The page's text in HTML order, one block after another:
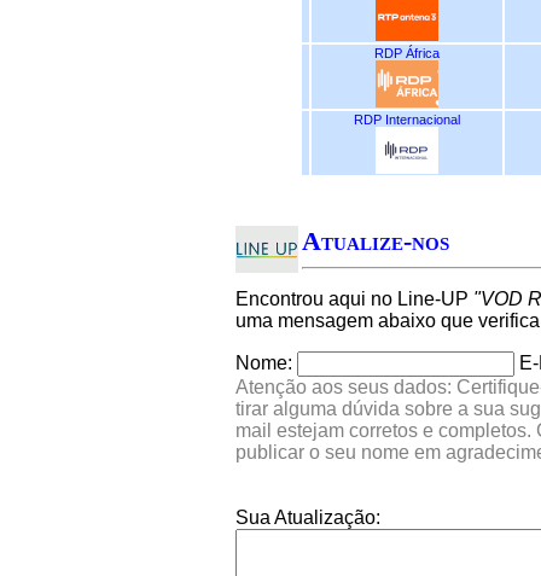
RDP África
RDP Internacional
Atualize-nos
Encontrou aqui no Line-UP "VOD
uma mensagem abaixo que
Nome:
Atenção aos seus dados:
tirar alguma dúvida sobre a sua
mail estejam corretos e
publicar o seu nome em
Sua Atualização: